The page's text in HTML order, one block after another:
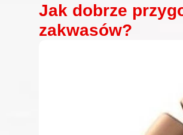
Jak dobrze
zakwasów?